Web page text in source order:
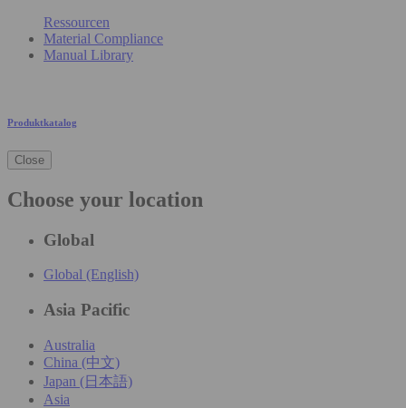
Ressourcen
Material Compliance
Manual Library
Produktkatalog
Close
Choose your location
Global
Global (English)
Asia Pacific
Australia
China (中文)
Japan (日本語)
Asia